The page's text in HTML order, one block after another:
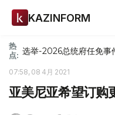
KAZINFORM
热
点: 选举-2026总统府任免事
07:58, 08 4月 2021
亚美尼亚希望订购